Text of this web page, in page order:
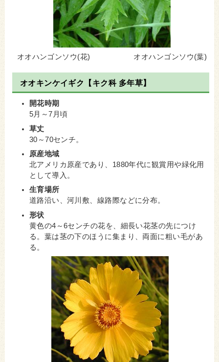
オオハンゴンソウ(花) オオハンゴンソウ(葉)
オオキンケイギク【キク科 多年草】
開花時期
5月～7月頃
草丈
30～70センチ。
原産地域
北アメリカ原産であり、1880年代に観賞用や緑化用
として導入。
生育場所
道路沿い、河川敷、線路際などに分布。
形状
黄色の4～6センチの花を、細長い花茎の先につけ
る。葉は茎の下のほうに集まり、両面に粗い毛があ
る。